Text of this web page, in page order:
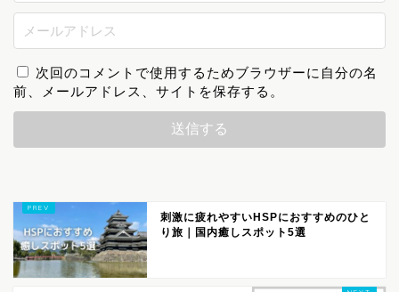
次回のコメントで使用するためブラウザーに自分の名
前、メールアドレス、サイトを保存する。
刺激に疲れやすいHSPにおすすめのひと
り旅｜国内癒しスポット5選